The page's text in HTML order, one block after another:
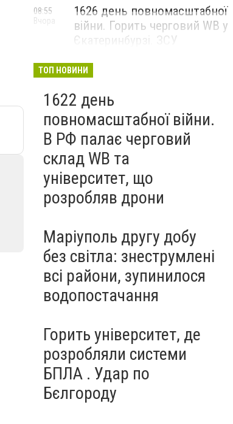
1626 день повномасштабної
війни. Горить черговий WB у
Єкатеринбурзі. ЗСУ
Маріуполі
08:55
Вчора
ТОП НОВИНИ
1622 день
повномасштабної війни.
В РФ палає черговий
склад WB та
університет, що
розробляв дрони
Маріуполь другу добу
без світла: знеструмлені
всі райони, зупинилося
водопостачання
Горить університет, де
розробляли системи
БПЛА . Удар по
Бєлгороду